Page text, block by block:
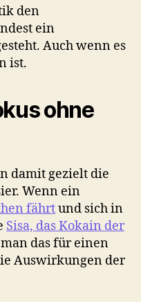
den
ein
Auch wenn es
ist.
ohne
damit gezielt die
Wenn ein
fährtund sich in
Sisa, das Kokain der
das für einen
Auswirkungen der